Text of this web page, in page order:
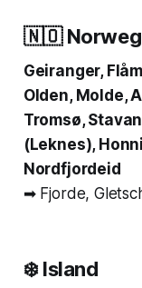
🇳🇴
Geiranger,
Olden, Molde,
Tromsø,
(Leknes),
Nordfjordeid
➡ Fjorde,
❄️ Island